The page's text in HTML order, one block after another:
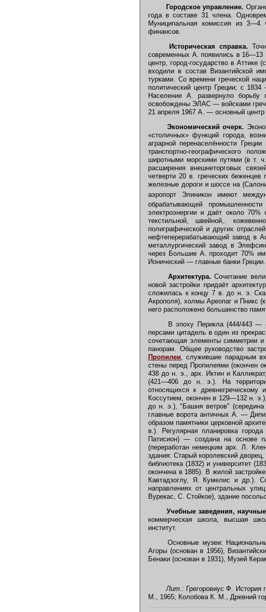
Городское управление.
года в составе 31 члена.
Муниципальная комиссия из 3—4
финансов.
Историческая справка.
современных А. появились в 16—13
центр, город-государство в Аттике
входили в состав Византийской
турками. Со времени греческой
политический центр Греции; с
Население А. развернуло борьбу
освобождены ЭЛАС — войсками
21 апреля 1967 А. — основный центр
Экономический очерк.
«столичных» функций города,
аграрной перенаселённости
транспортно-географического
широтными морскими путями (в т.
расширения внешнеторговых
четверти 20 в. греческих
железные дороги и шоссе на
аэропорт Элиникон имеют
обрабатывающей
электроэнергии и даёт около
текстильной, швейной,.
полиграфической и других
нефтеперерабатывающий завод в
металлургический завод в
через Большие А. проходит 70%
Ионический — главные банки Греции.
Архитектура. Сочетание
новой застройки придаёт
сложилась к концу 7 в. до н. э.
Акрополя), холмы Ареопаг и Пникс
него расположено большинство
В эпоху Перикла (444/443 —
персами цитадель в один из
сочетающая элементы симметрии и
панорам. Общее руководство
Пропилеи, служившие парадным
стены перед Пропилеями (окончен
438 до н. э., арх. Иктин и
(421—406 до н. э.). На
относящихся к
Коссутием, окончен в 129—132 н.
до н. э.), "Башня ветров"
главные ворота античных А. —
образом памятники церковной
в.). Регулярная планировка
Патисион) — создана на основе
(переработан немецким арх. Л.
здания: Старый королевский
библиотека (1832) и университет
окончена в 1885). В жилой
Кавтадзоглу, Я. Кумелис и др.).
направлениях от центральных
Вурекас, С. Стойкое), здание
Учебные заведения,
коммерческая школа, высшая
институт.
Основные музеи:
Агоры (основан в 1956),
Бенаки (основан в 1931), Музей
Лит.: Грегоровиус Ф.
М., 1965; Колобова К. М., Древний